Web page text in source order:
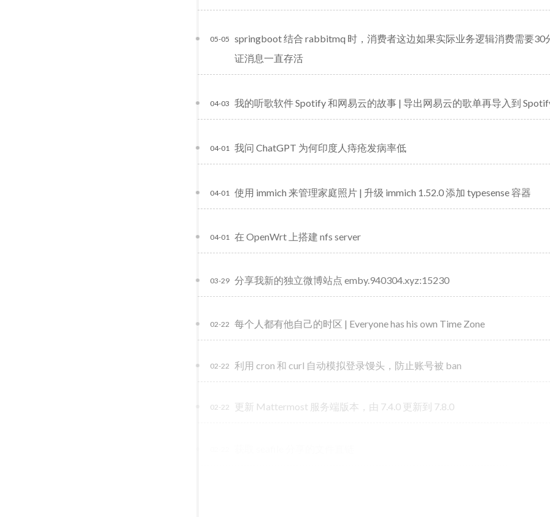
springboot 结合 rabbitmq 时，消费者这边如果实际业务逻辑消费需要30
证消息一直存活
05-05
我的听歌软件 Spotify 和网易云的故事 | 导出网易云的歌单再导入到
04-03
我问 ChatGPT 为何印度人痔疮发病率低
04-01
使用 immich 来管理家庭照片 | 升级 immich 1.52.0 添加 typesense 容器
04-01
在 OpenWrt 上搭建 nfs server
04-01
分享我新的独立微博站点 emby.940304.xyz:15230
03-29
每个人都有他自己的时区 | Everyone has his own Time Zone
02-22
利用 cron 和 curl 自动模拟登录馒头，防止账号被 ban